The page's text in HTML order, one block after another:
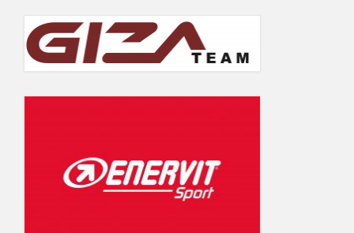
Wyniki Warsaw Track Cup 2014
Wyniki Warsaw Track Cup 2013
KONTAKT